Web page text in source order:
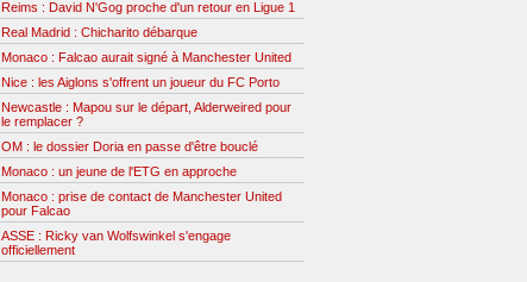
Reims : David N'Gog proche d'un retour en Ligue 1
Real Madrid : Chicharito débarque
Monaco : Falcao aurait signé à Manchester United
Nice : les Aiglons s'offrent un joueur du FC Porto
Newcastle : Mapou sur le départ, Alderweired pour
le remplacer ?
OM : le dossier Doria en passe d'être bouclé
Monaco : un jeune de l'ETG en approche
Monaco : prise de contact de Manchester United
pour Falcao
ASSE : Ricky van Wolfswinkel s'engage
officiellement